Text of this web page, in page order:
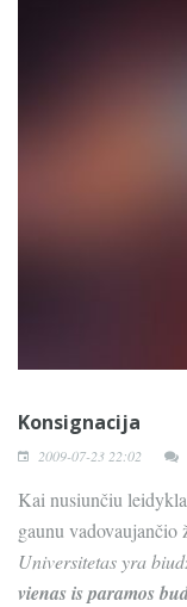
Konsignacija
2009-07-23 22:02
Kai nusiunčiu
gaunu vadovaujančio
Universitetas yra
vienas is paramos